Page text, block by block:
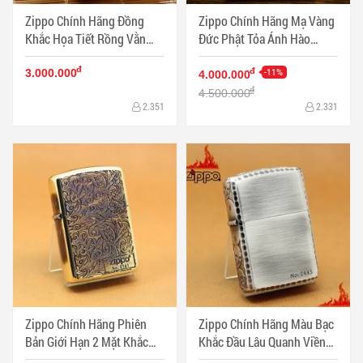
Zippo Chính Hãng Đồng
Khắc Họa Tiết Rồng Vằn
Cùng Mây Bao Quanh Vỏ
Dày
3.000.000đ
2.351
Zippo Chính Hãng Mạ Vàng
Đức Phật Tỏa Ánh Hào
Quang Vỏ Dày
4.000.000đ -11%
4.500.000đ
2.331
Zippo Chính Hãng Phiên
Bản Giới Hạn 2 Mặt Khắc
Hoa Văn Arabesque Vò Dày
Zippo Chính Hãng Màu Bạc
Khắc Đầu Lâu Quanh Viền
Vỏ Dày Armor Giới Hạn